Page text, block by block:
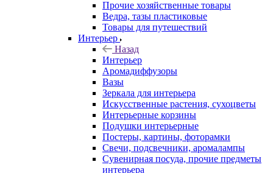
Прочие хозяйственные товары
Ведра, тазы пластиковые
Товары для путешествий
Интерьер
Назад
Интерьер
Аромадиффузоры
Вазы
Зеркала для интерьера
Искусственные растения, сухоцветы
Интерьерные корзины
Подушки интерьерные
Постеры, картины, фоторамки
Свечи, подсвечники, аромалампы
Сувенирная посуда, прочие предметы
интерьера